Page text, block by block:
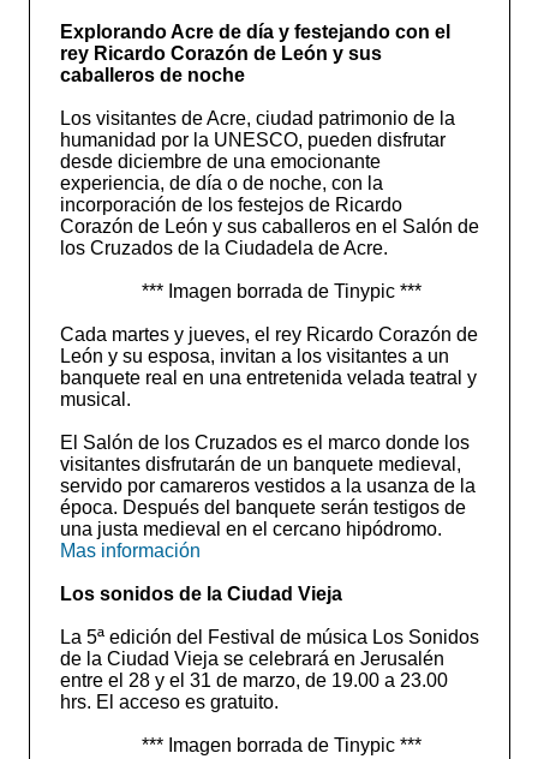
Explorando Acre de día y festejando con el
rey Ricardo Corazón de León y sus
caballeros de noche
Los visitantes de Acre, ciudad patrimonio de la
humanidad por la UNESCO, pueden disfrutar
desde diciembre de una emocionante
experiencia, de día o de noche, con la
incorporación de los festejos de Ricardo
Corazón de León y sus caballeros en el Salón de
los Cruzados de la Ciudadela de Acre.
*** Imagen borrada de Tinypic ***
Cada martes y jueves, el rey Ricardo Corazón de
León y su esposa, invitan a los visitantes a un
banquete real en una entretenida velada teatral y
musical.
El Salón de los Cruzados es el marco donde los
visitantes disfrutarán de un banquete medieval,
servido por camareros vestidos a la usanza de la
época. Después del banquete serán testigos de
una justa medieval en el cercano hipódromo.
Mas información
Los sonidos de la Ciudad Vieja
La 5ª edición del Festival de música Los Sonidos
de la Ciudad Vieja se celebrará en Jerusalén
entre el 28 y el 31 de marzo, de 19.00 a 23.00
hrs. El acceso es gratuito.
*** Imagen borrada de Tinypic ***